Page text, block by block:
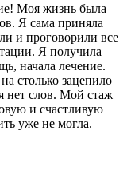
Моя жизнь была
Я сама приняла
и проговорили все
Я получила
начала лечение.
столько зацепило
нет слов. Мой стаж
и счастливую
уже не могла.